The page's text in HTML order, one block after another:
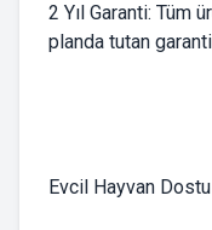
2 Yıl Garanti: Tüm
planda tutan
Evcil Hayvan